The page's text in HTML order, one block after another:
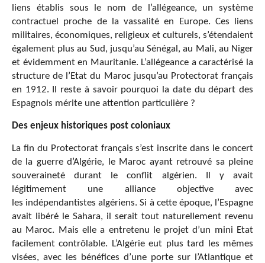
liens établis sous le nom de l’allégeance, un système
contractuel proche de la vassalité en Europe. Ces liens
militaires, économiques, religieux et culturels, s’étendaient
également plus au Sud, jusqu’au Sénégal, au Mali, au Niger
et évidemment en Mauritanie. L’allégeance a caractérisé la
structure de l’Etat du Maroc jusqu’au Protectorat français
en 1912. Il reste à savoir pourquoi la date du départ des
Espagnols mérite une attention particulière ?
Des enjeux historiques post coloniaux
La fin du Protectorat français s’est inscrite dans le concert
de la guerre d’Algérie, le Maroc ayant retrouvé sa pleine
souveraineté durant le conflit algérien. Il y avait
légitimement une alliance objective avec
les indépendantistes algériens. Si à cette époque, l’Espagne
avait libéré le Sahara, il serait tout naturellement revenu
au Maroc. Mais elle a entretenu le projet d’un mini Etat
facilement contrôlable. L’Algérie eut plus tard les mêmes
visées, avec les bénéfices d’une porte sur l’Atlantique et